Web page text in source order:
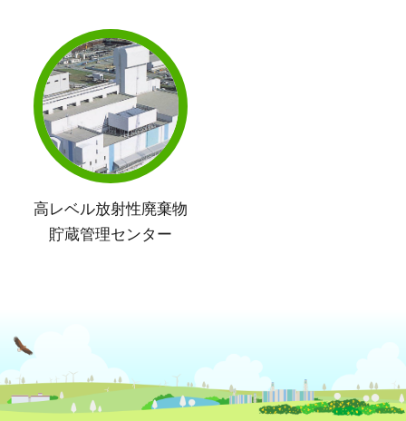
高レベル放射性廃棄物
貯蔵管理センター